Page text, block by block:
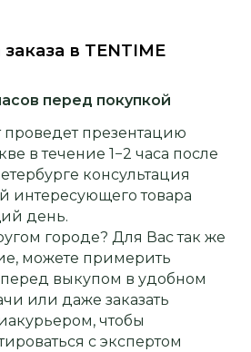
в TENTIME
перед покупкой
проведет презентацию
в течение 1−2 часа после
консультация
интересующего товара
день.
городе? Для Вас так же
можете примерить
выкупом в удобном
или даже заказать
чтобы
с экспертом